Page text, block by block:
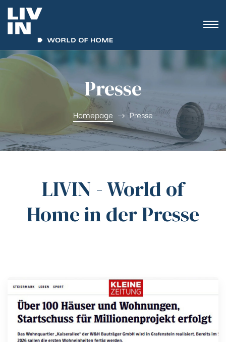
Presse
Homepage Presse
LIVIN - World of
Home in der Presse